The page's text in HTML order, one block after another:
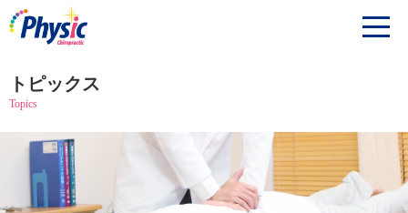
トピックス
Topics